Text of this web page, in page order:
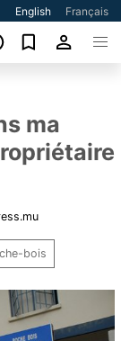
English Français
ma
bois